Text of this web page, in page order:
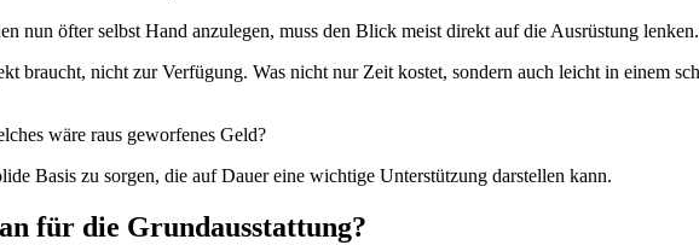
nun öfter selbst Hand anzulegen, muss den Blick meist direkt auf die Ausrüstung lenken.
braucht, nicht zur Verfügung. Was nicht nur Zeit kostet, sondern auch leicht in einem
wäre raus geworfenes Geld?
Basis zu sorgen, die auf Dauer eine wichtige Unterstützung darstellen kann.
für die Grundausstattung?